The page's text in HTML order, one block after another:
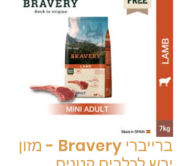
ברייברי Bravery - מזון